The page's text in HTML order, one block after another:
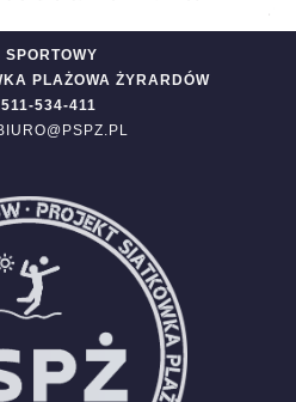
SPORTOWY
PLAŻOWA ŻYRARDÓW
534-411